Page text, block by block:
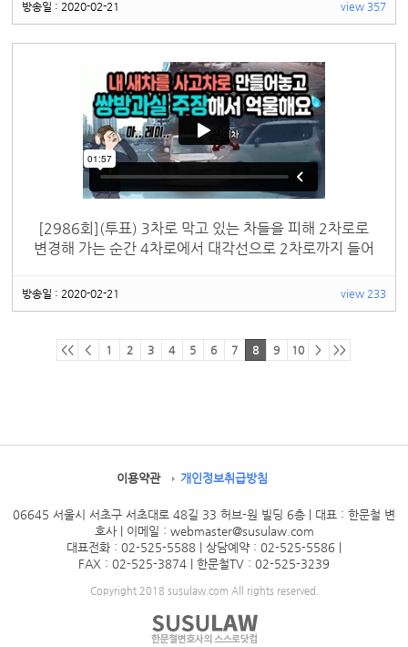
방송일 : 2020-02-21 view 357
[2986회](투표) 3차로 막고 있는 차들을 피해 2차로로
변경해 가는 순간 4차로에서 대각선으로 2차로까지 들어
방송일 : 2020-02-21 view 233
<< < 1 2 3 4 5 6 7 8 9 10 > >>
이용약관 개인정보취급방침
06645 서울시 서초구 서초대로 48길 33 허브-원 빌딩 6층 | 대표 : 한문철 변
호사
| 이메일 : webmaster@susulaw.com
대표전화 : 02-525-5588 | 상담예약 : 02-525-5586
FAX : 02-525-3874 | 한문철TV : 02-525-3239
Copyright 2018 susulaw.com All rights reserved.